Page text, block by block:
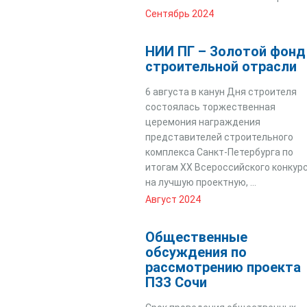
Сентябрь 2024
НИИ ПГ – Золотой фонд
строительной отрасли
6 августа в канун Дня строителя
состоялась торжественная
церемония награждения
представителей строительного
комплекса Санкт-Петербурга по
итогам XX Всероссийского
на лучшую проектную, ...
Август 2024
Общественные
обсуждения по
рассмотрению проекта
ПЗЗ Сочи